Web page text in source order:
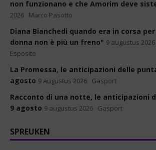
non funzionano e che Amorim deve
2026 Marco Pasotto
Diana Bianchedi quando era in corsa
donna non è più un freno" 9 augustus 2026
Esposito
La Promessa, le anticipazioni delle
agosto 9 augustus 2026 Gasport
Racconto di una notte, le anticipazioni
9 agosto 9 augustus 2026 Gasport
SPREUKEN